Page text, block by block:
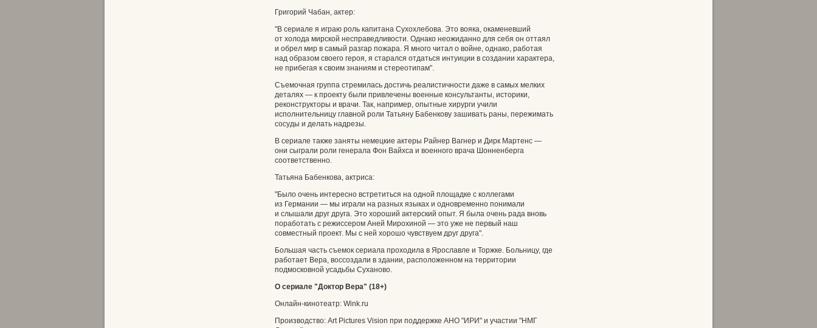
Григорий Чабан, актер:
"В сериале я играю роль капитана Сухохлебова. Это вояка, окаменевший
от холода мирской несправедливости. Однако неожиданно для себя он оттаял
и обрел мир в самый разгар пожара. Я много читал о войне, однако, работая
над образом своего героя, я старался отдаться интуиции в создании характера,
не прибегая к своим знаниям и стереотипам".
Съемочная группа стремилась достичь реалистичности даже в самых мелких
деталях — к проекту были привлечены военные консультанты, историки,
реконструкторы и врачи. Так, например, опытные хирурги учили
исполнительницу главной роли Татьяну Бабенкову зашивать раны, пережимать
сосуды и делать надрезы.
В сериале также заняты немецкие актеры Райнер Вагнер и Дирк Мартенс —
они сыграли роли генерала Фон Вайхса и военного врача Шонненберга
соответственно.
Татьяна Бабенкова, актриса:
"Было очень интересно встретиться на одной площадке с коллегами
из Германии — мы играли на разных языках и одновременно понимали
и слышали друг друга. Это хороший актерский опыт. Я была очень рада вновь
поработать с режиссером Аней Мирохиной — это уже не первый наш
совместный проект. Мы с ней хорошо чувствуем друг друга".
Большая часть съемок сериала проходила в Ярославле и Торжке. Больницу, где
работает Вера, воссоздали в здании, расположенном на территории
подмосковной усадьбы Суханово.
О сериале "Доктор Вера" (18+)
Онлайн-кинотеатр: Wink.ru
Производство: Art Pictures Vision при поддержке АНО "ИРИ" и участии "НМГ